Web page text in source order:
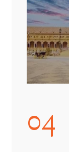
04